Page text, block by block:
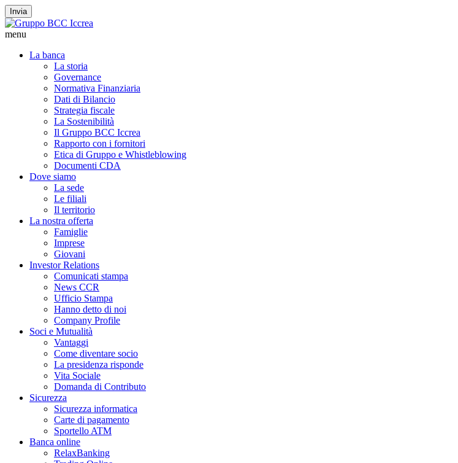
Invia
menu
La banca
La storia
Governance
Normativa Finanziaria
Dati di Bilancio
Strategia fiscale
La Sostenibilità
Il Gruppo BCC Iccrea
Rapporto con i fornitori
Etica di Gruppo e Whistleblowing
Documenti CDA
Dove siamo
La sede
Le filiali
Il territorio
La nostra offerta
Famiglie
Imprese
Giovani
Investor Relations
Comunicati stampa
News CCR
Ufficio Stampa
Hanno detto di noi
Company Profile
Soci e Mutualità
Vantaggi
Come diventare socio
La presidenza risponde
Vita Sociale
Domanda di Contributo
Sicurezza
Sicurezza informatica
Carte di pagamento
Sportello ATM
Banca online
RelaxBanking